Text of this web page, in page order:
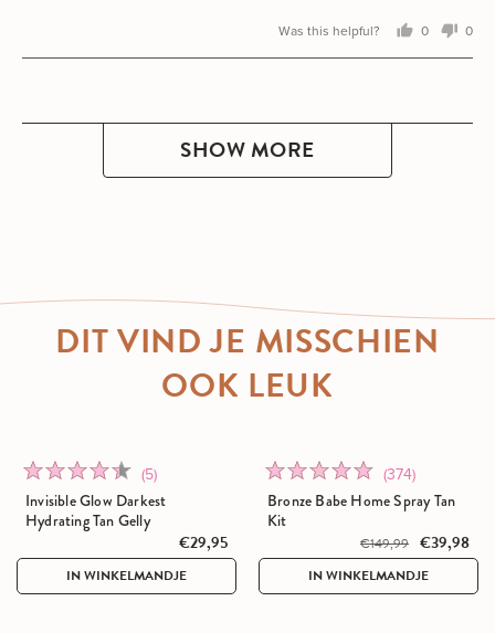
Was this helpful?
0
0
SHOW MORE
DIT VIND JE MISSCHIEN
OOK LEUK
Rated
4.4
out
5
Click
to
go
reviews
(5)
Invisible Glow Darkest
Hydrating Tan Gelly
€29,95
IN WINKELMANDJE
Rated
4.7
5
Click
to
to
reviews
(374)
Bronze Babe Home Spray Tan
Kit
€149,99 €39,98
IN WINKELMANDJE